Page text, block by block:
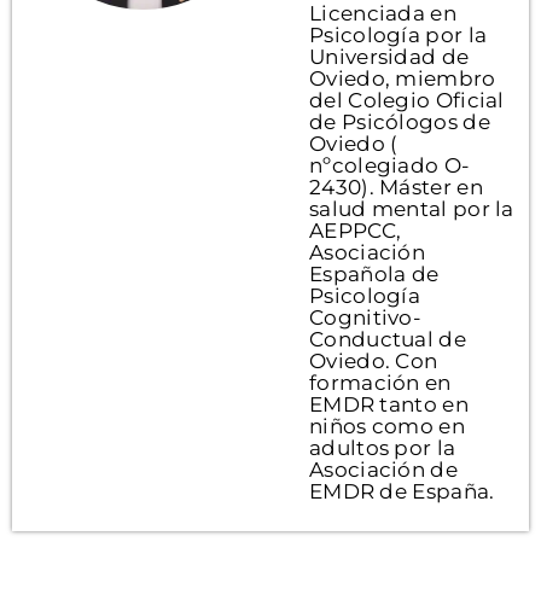
Licenciada en
Psicología por la
Universidad de
Oviedo, miembro
del Colegio Oficial
de Psicólogos de
Oviedo (
nºcolegiado O-
2430). Máster en
salud mental por la
AEPPCC,
Asociación
Española de
Psicología
Cognitivo-
Conductual de
Oviedo. Con
formación en
EMDR tanto en
niños como en
adultos por la
Asociación de
EMDR de España.